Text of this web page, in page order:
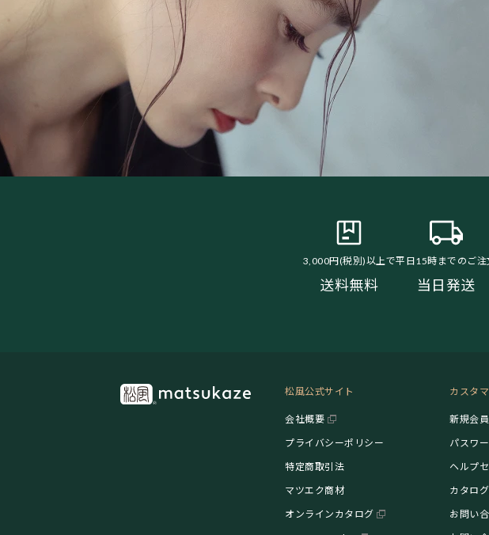
3,000円(税別)以上で
送料無料
平日15時までのご注
当日発送
松風公式サイト
会社概要
プライバシーポリシー
特定商取引法
マツエク商材
オンラインカタログ
カスタ
新規会
パスワ
ヘルプ
カタロ
お問い